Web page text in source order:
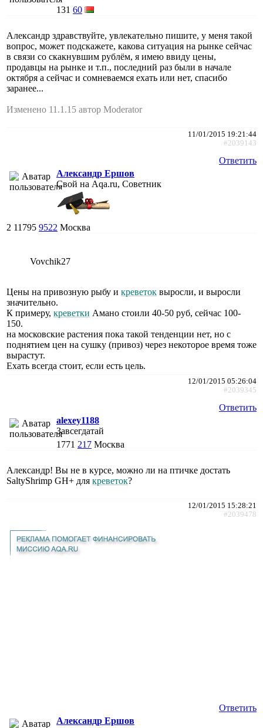
131 60
Александр здравствуйте, увлекательно пишите, у меня такой
вопрос, может подскажете, какова ситуация на рынке сейчас
в связи со скакнувшим рублём, я имею ввиду цены,
продавцы на рынке и т.п., последний раз были в начале
октября а сейчас и сомневаемся ехать или нет, спасибо
заранее...
Изменено 11.1.15 автор Moderator
11/01/2015 19:21:44
#2039143
Ответить
Александр Ершов
Свой на Aqa.ru, Советник
2 11795 9522 Москва
Vovchik27
Цены на привозную рыбу и креветок выросли, и выросли
значительно.
К примеру, креветки Амано стоили 40-50 руб, сейчас 100-
150.
на московские растения пока такой тенденции нет, но с
поднятием цен на сушку (привоз) через некоторое время тоже
вырастут.
Ехать всегда стоит, если есть цель.
12/01/2015 05:26:04
#2039345
Ответить
alexey1188
Завсегдатай
1771 217 Москва
Александр! Вы не в курсе, можно ли на птичке достать
SaltyShrimp GH+ для креветок?
12/01/2015 15:28:21
#2039478
Ответить
Александр Ершов